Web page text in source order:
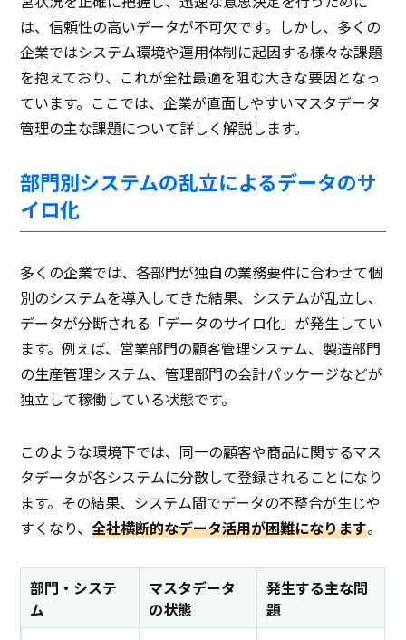
は、信頼性の高いデータが不可欠です。しかし、多くの
企業ではシステム環境や運用体制に起因する様々な課題
を抱えており、これが全社最適を阻む大きな要因となっ
ています。ここでは、企業が直面しやすいマスタデータ
管理の主な課題について詳しく解説します。
部門別システムの乱立によるデータのサ
イロ化
多くの企業では、各部門が独自の業務要件に合わせて個
別のシステムを導入してきた結果、システムが乱立し、
データが分断される「データのサイロ化」が発生してい
ます。例えば、営業部門の顧客管理システム、製造部門
の生産管理システム、管理部門の会計パッケージなどが
独立して稼働している状態です。
このような環境下では、同一の顧客や商品に関するマス
タデータが各システムに分散して登録されることになり
ます。その結果、システム間でデータの不整合が生じや
すくなり、全社横断的なデータ活用が困難になります。
部門・システ
ム
マスタデータ
の状態
発生する主な問
題